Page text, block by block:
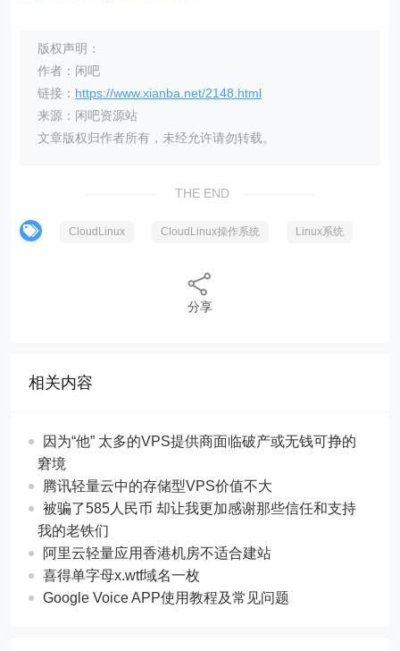
版权声明：
作者：闲吧
链接： https://www.xianba.net/2148.html
来源：闲吧资源站
文章版权归作者所有，未经允许请勿转载。
THE END
CloudLinux CloudLinux操作系统 Linux系统
分享
相关内容
因为“他” 太多的VPS提供商面临破产或无钱可挣的
窘境
腾讯轻量云中的存储型VPS价值不大
被骗了585人民币 却让我更加感谢那些信任和支持
我的老铁们
阿里云轻量应用香港机房不适合建站
喜得单字母x.wtf域名一枚
Google Voice APP使用教程及常见问题